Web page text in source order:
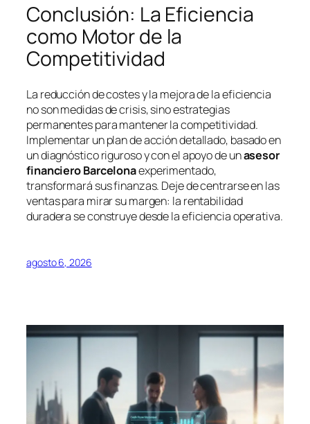
Conclusión: La Eficiencia
como Motor de la
Competitividad
La reducción de costes y la mejora de la eficiencia
no son medidas de crisis, sino estrategias
permanentes para mantener la competitividad.
Implementar un plan de acción detallado, basado en
un diagnóstico riguroso y con el apoyo de unasesor
financiero Barcelonaexperimentado,
transformará sus finanzas. Deje de centrarse en las
ventas para mirar su margen: la rentabilidad
duradera se construye desde la eficiencia operativa.
agosto 6, 2026